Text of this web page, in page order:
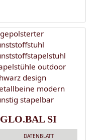
GLO.BAL SI
DATENBLATT